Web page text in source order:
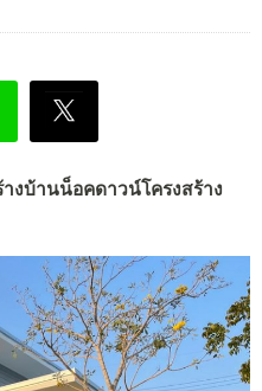
งบ้านน็อคดาวน์โครงสร้าง